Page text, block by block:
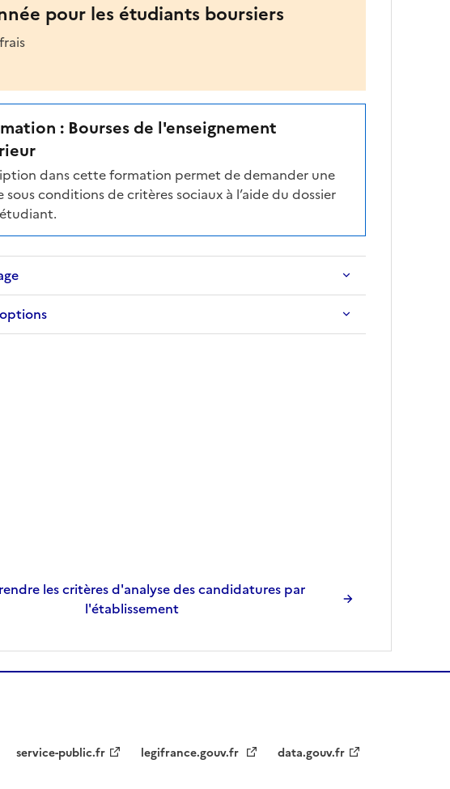
pour les étudiants boursiers
: Bourses de l'enseignement
dans cette formation permet de demander une
sous conditions de critères sociaux à l’aide du dossier
les critères d'analyse des candidatures par
l'établissement
service-public.fr legifrance.gouv.fr data.gouv.fr